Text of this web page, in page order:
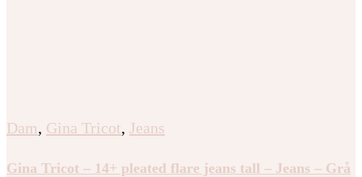
Dam, Gina Tricot, Jeans
Gina Tricot – 14+ pleated flare jeans tall – Jeans – Grå